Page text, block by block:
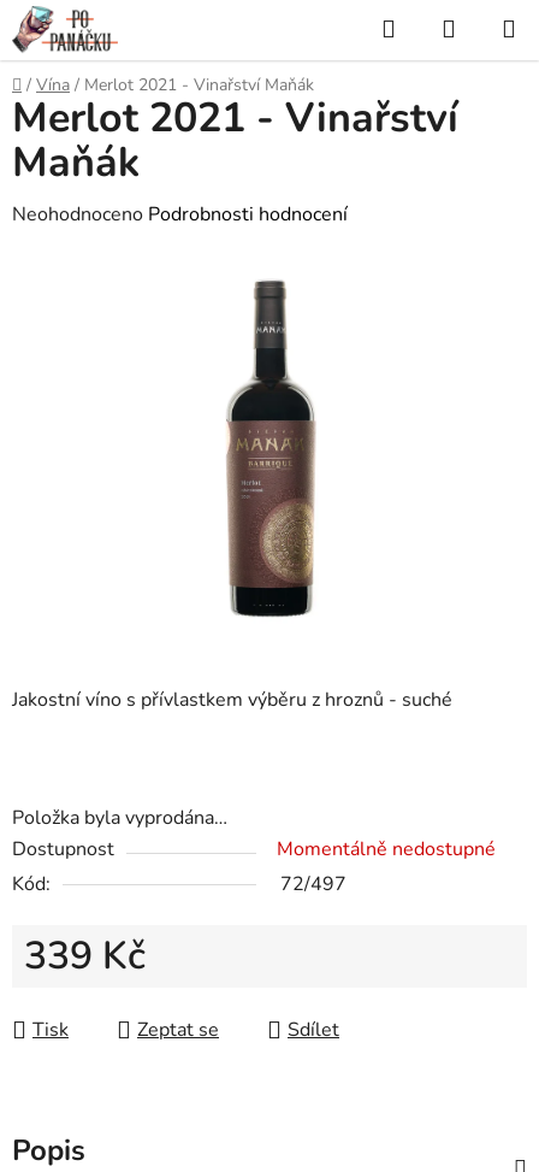
Přejít
na
obsah
Hledat
KOŠÍK
Domů
/ Vína / Merlot 2021 - Vinařství Maňák
Jakostní víno s přívlastkem výběru z hroznů - suché
Položka byla vyprodána…
Dostupnost
Momentálně nedostupné
Kód:
72/497
339 Kč
Tisk
Zeptat se Sdílet
Merlot 2021 - Vinařství
Maňák
Průměrné
Neohodnoceno Podrobnosti hodnocení
Popis